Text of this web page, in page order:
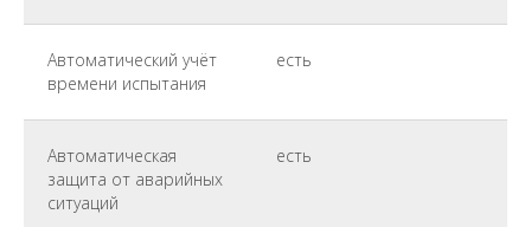
Автоматический учёт
времени испытания
есть
Автоматическая
защита от аварийных
ситуаций
есть